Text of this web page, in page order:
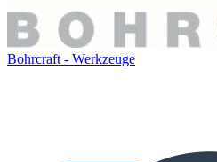
Bohrcraft - Werkzeuge